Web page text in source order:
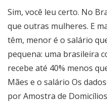
Sim, você leu certo. No
que outras mulheres. E
têm, menor é o salário
pequena: uma brasileira
recebe até 40% menos
Mães e o salário Os
por Amostra de